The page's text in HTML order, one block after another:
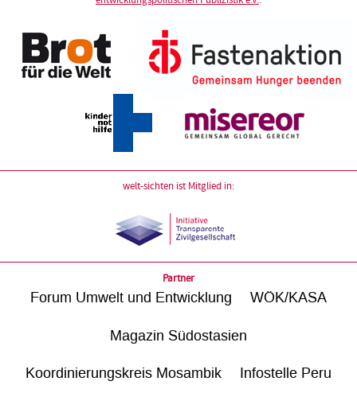
welt-sichten ist Mitglied in:
Partner
Forum Umwelt und Entwicklung WÖK/KASA
Magazin Südostasien
Koordinierungskreis Mosambik Infostelle Peru